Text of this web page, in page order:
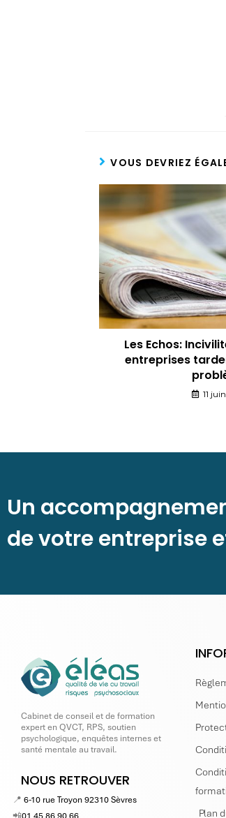
VOUS DEVRIEZ
Les Echos:
entreprises
11
Un
de votre entreprise
Cabinet de conseil et de formation
expert en QVCT, RPS, soutien
psychologique, enquêtes internes et
santé mentale au travail.
NOUS RETROUVER
📍 6-10 rue Troyon 92310 Sèvres
Plan